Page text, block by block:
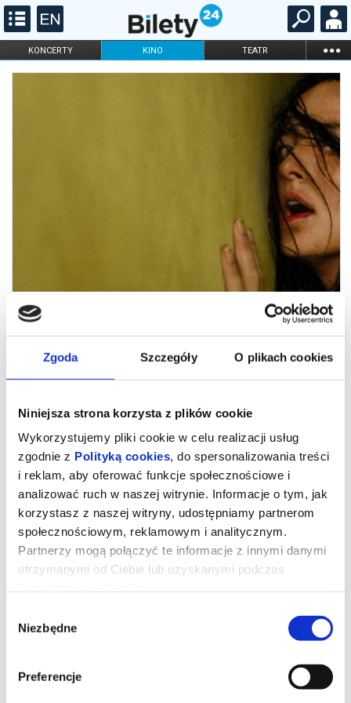
Zgoda Szczegóły O plikach cookies
Niniejsza strona korzysta z plików cookie
Wykorzystujemy pliki cookie w celu realizacji usług
zgodnie z Polityką cookies, do spersonalizowania treści
i reklam, aby oferować funkcje społecznościowe i
analizować ruch w naszej witrynie. Informacje o tym, jak
korzystasz z naszej witryny, udostępniamy partnerom
społecznościowym, reklamowym i analitycznym.
Partnerzy mogą połączyć te informacje z innymi danymi
otrzymanymi od Ciebie lub uzyskanymi podczas
zgody
Niezbędne
Preferencje
KONCERTY KINO TEATR ...
FILHARMONIA OPERA I BALET
Backrooms. Bez wyjścia
Clark natrafia w podziemiach swojego sklepu na przejście do
niepokojącej, na pierwszy rzut oka pustej plątaniny niekończących